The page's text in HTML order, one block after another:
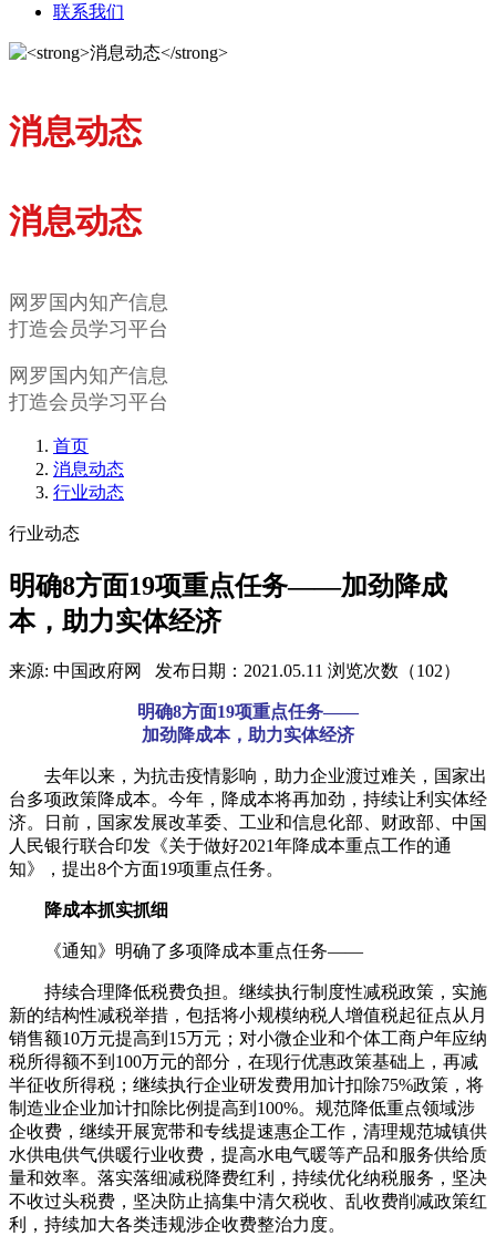
联系我们
消息动态
消息动态
网罗国内知产信息
打造会员学习平台
网罗国内知产信息
打造会员学习平台
首页
消息动态
行业动态
行业动态
明确8方面19项重点任务——加劲降成
本，助力实体经济
来源: 中国政府网 发布日期：2021.05.11 浏览次数（102）
明确8方面19项重点任务——
加劲降成本，助力实体经济
去年以来，为抗击疫情影响，助力企业渡过难关，国家出
台多项政策降成本。今年，降成本将再加劲，持续让利实体经
济。日前，国家发展改革委、工业和信息化部、财政部、中国
人民银行联合印发《关于做好2021年降成本重点工作的通
知》，提出8个方面19项重点任务。
降成本抓实抓细
《通知》明确了多项降成本重点任务——
持续合理降低税费负担。继续执行制度性减税政策，实施
新的结构性减税举措，包括将小规模纳税人增值税起征点从月
销售额10万元提高到15万元；对小微企业和个体工商户年应纳
税所得额不到100万元的部分，在现行优惠政策基础上，再减
半征收所得税；继续执行企业研发费用加计扣除75%政策，将
制造业企业加计扣除比例提高到100%。规范降低重点领域涉
企收费，继续开展宽带和专线提速惠企工作，清理规范城镇供
水供电供气供暖行业收费，提高水电气暖等产品和服务供给质
量和效率。落实落细减税降费红利，持续优化纳税服务，坚决
不收过头税费，坚决防止搞集中清欠税收、乱收费削减政策红
利，持续加大各类违规涉企收费整治力度。